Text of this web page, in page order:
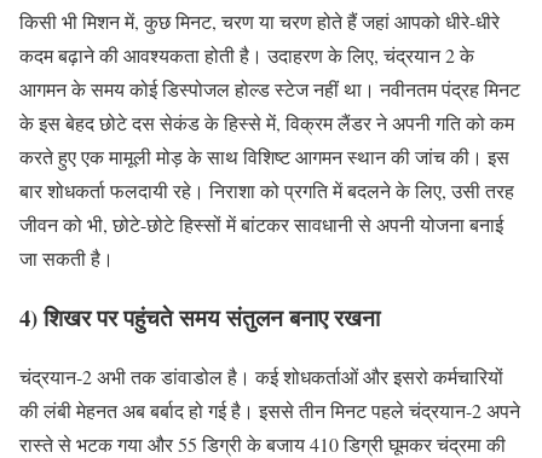
किसी भी मिशन में, कुछ मिनट, चरण या चरण होते हैं जहां आपको धीरे-धीरे
कदम बढ़ाने की आवश्यकता होती है। उदाहरण के लिए, चंद्रयान 2 के
आगमन के समय कोई डिस्पोजल होल्ड स्टेज नहीं था। नवीनतम पंद्रह मिनट
के इस बेहद छोटे दस सेकंड के हिस्से में, विक्रम लैंडर ने अपनी गति को कम
करते हुए एक मामूली मोड़ के साथ विशिष्ट आगमन स्थान की जांच की। इस
बार शोधकर्ता फलदायी रहे। निराशा को प्रगति में बदलने के लिए, उसी तरह
जीवन को भी, छोटे-छोटे हिस्सों में बांटकर सावधानी से अपनी योजना बनाई
जा सकती है।
4) शिखर पर पहुंचते समय संतुलन बनाए रखना
चंद्रयान-2 अभी तक डांवाडोल है। कई शोधकर्ताओं और इसरो कर्मचारियों
की लंबी मेहनत अब बर्बाद हो गई है। इससे तीन मिनट पहले चंद्रयान-2 अपने
रास्ते से भटक गया और 55 डिग्री के बजाय 410 डिग्री घूमकर चंद्रमा की